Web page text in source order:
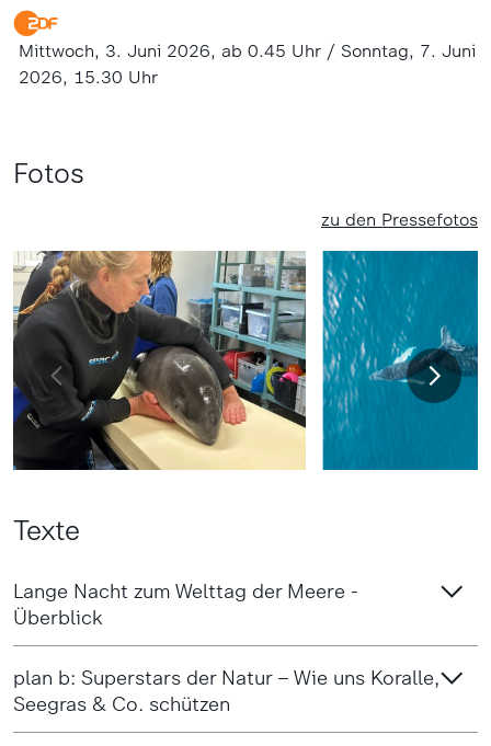
Mittwoch, 3. Juni 2026, ab 0.45 Uhr / Sonntag, 7. Juni
2026, 15.30 Uhr
Fotos
zu den Pressefotos
Texte
Lange Nacht zum Welttag der Meere -
Überblick
plan b: Superstars der Natur – Wie uns Koralle,
Seegras & Co. schützen